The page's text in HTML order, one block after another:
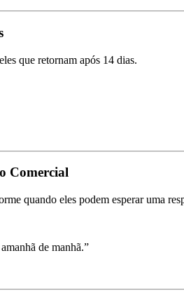
que retornam após 14 dias.
Comercial
quando eles podem esperar uma
de manhã.”